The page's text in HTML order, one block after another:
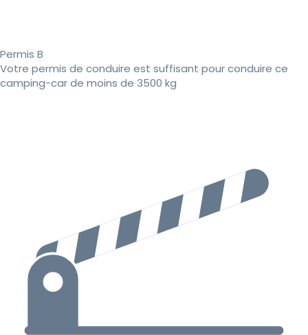
Permis B
Votre permis de conduire est suffisant pour conduire ce
camping-car de moins de 3500 kg